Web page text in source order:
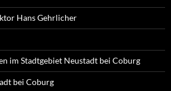
Hans Gehrlicher
im Stadtgebiet Neustadt bei Coburg
bei Coburg